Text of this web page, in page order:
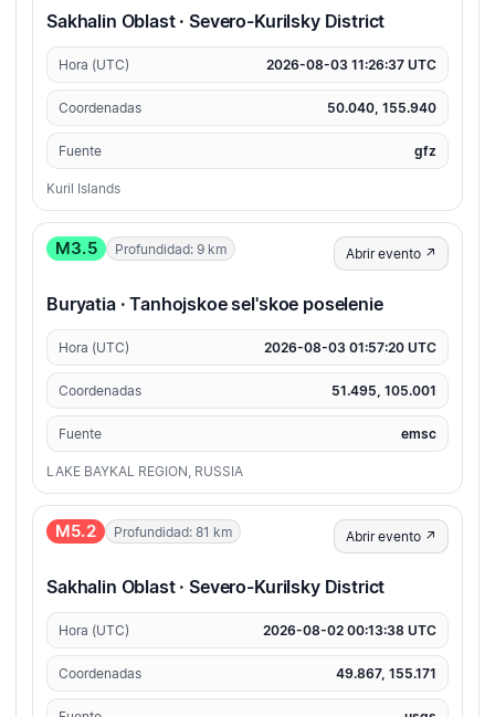
Sakhalin Oblast · Severo-Kurilsky District
Hora (UTC) 2026-08-03 11:26:37 UTC
Coordenadas 50.040, 155.940
Fuente gfz
Kuril Islands
M3.5 Profundidad: 9 km Abrir evento ↗
Buryatia · Tanhojskoe sel'skoe poselenie
Hora (UTC) 2026-08-03 01:57:20 UTC
Coordenadas 51.495, 105.001
Fuente emsc
LAKE BAYKAL REGION, RUSSIA
M5.2 Profundidad: 81 km Abrir evento ↗
Sakhalin Oblast · Severo-Kurilsky District
Hora (UTC) 2026-08-02 00:13:38 UTC
Coordenadas 49.867, 155.171